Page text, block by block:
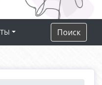
Поиск